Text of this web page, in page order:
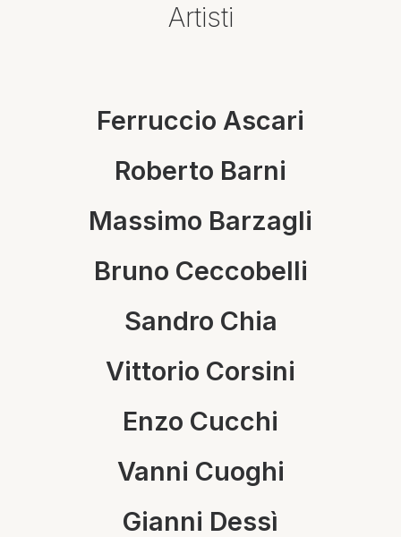
Artisti
Ferruccio Ascari
Roberto Barni
Massimo Barzagli
Bruno Ceccobelli
Sandro Chia
Vittorio Corsini
Enzo Cucchi
Vanni Cuoghi
Gianni Dessì